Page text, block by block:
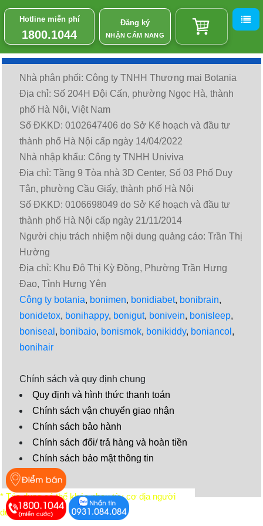
Hotline miễn phí
1800.1044
Đăng ký
NHẬN CẨM NANG
Nhà phân phối: Công ty TNHH Thương mại Botania
Địa chỉ: Số 204H Đội Cấn, phường Ngọc Hà, thành
phố Hà Nội, Việt Nam
Số ĐKKD: 0102647406 do Sở Kế hoạch và đầu tư
thành phố Hà Nội cấp ngày 14/04/2022
Nhà nhập khẩu: Công ty TNHH Univiva
Địa chỉ: Tầng 9 Tòa nhà 3D Center, Số 03 Phố Duy
Tân, phường Cầu Giấy, thành phố Hà Nội
Số ĐKKD: 0106698049 do Sở Kế hoạch và đầu tư
thành phố Hà Nội cấp ngày 21/11/2014
Người chịu trách nhiệm nội dung quảng cáo: Trần Thị
Hường
Địa chỉ: Khu Đô Thị Kỳ Đồng, Phường Trần Hưng
Đạo, Tỉnh Hưng Yên
Công ty botania, bonimen, bonidiabet, bonibrain,
bonidetox, bonihappy, bonigut, bonivein, bonisleep,
boniseal , bonibaio, bonismok, bonikiddy, boniancol ,
bonihair
Chính sách và quy định chung
Quy định và hình thức thanh toán
Chính sách vận chuyển giao nhận
Chính sách bảo hành
Chính sách đổi/ trả hàng và hoàn tiền
Chính sách bảo mật thông tin
Video
* Tác dụng có thể khác nhau tùy cơ địa người
dùng